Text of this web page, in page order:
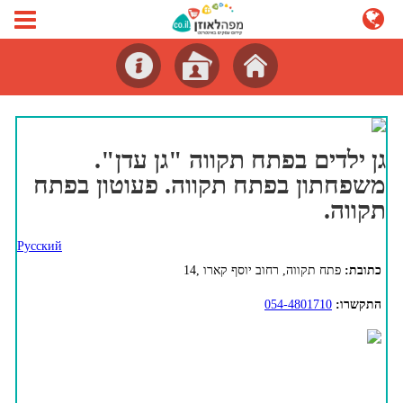
גן ילדים בפתח תקווה "גן עדן".
משפחתון בפתח תקווה. פעוטון בפתח
תקווה.
Русский
כתובת: פתח תקווה, רחוב יוסף קארו ,14
התקשרו: 054-4801710